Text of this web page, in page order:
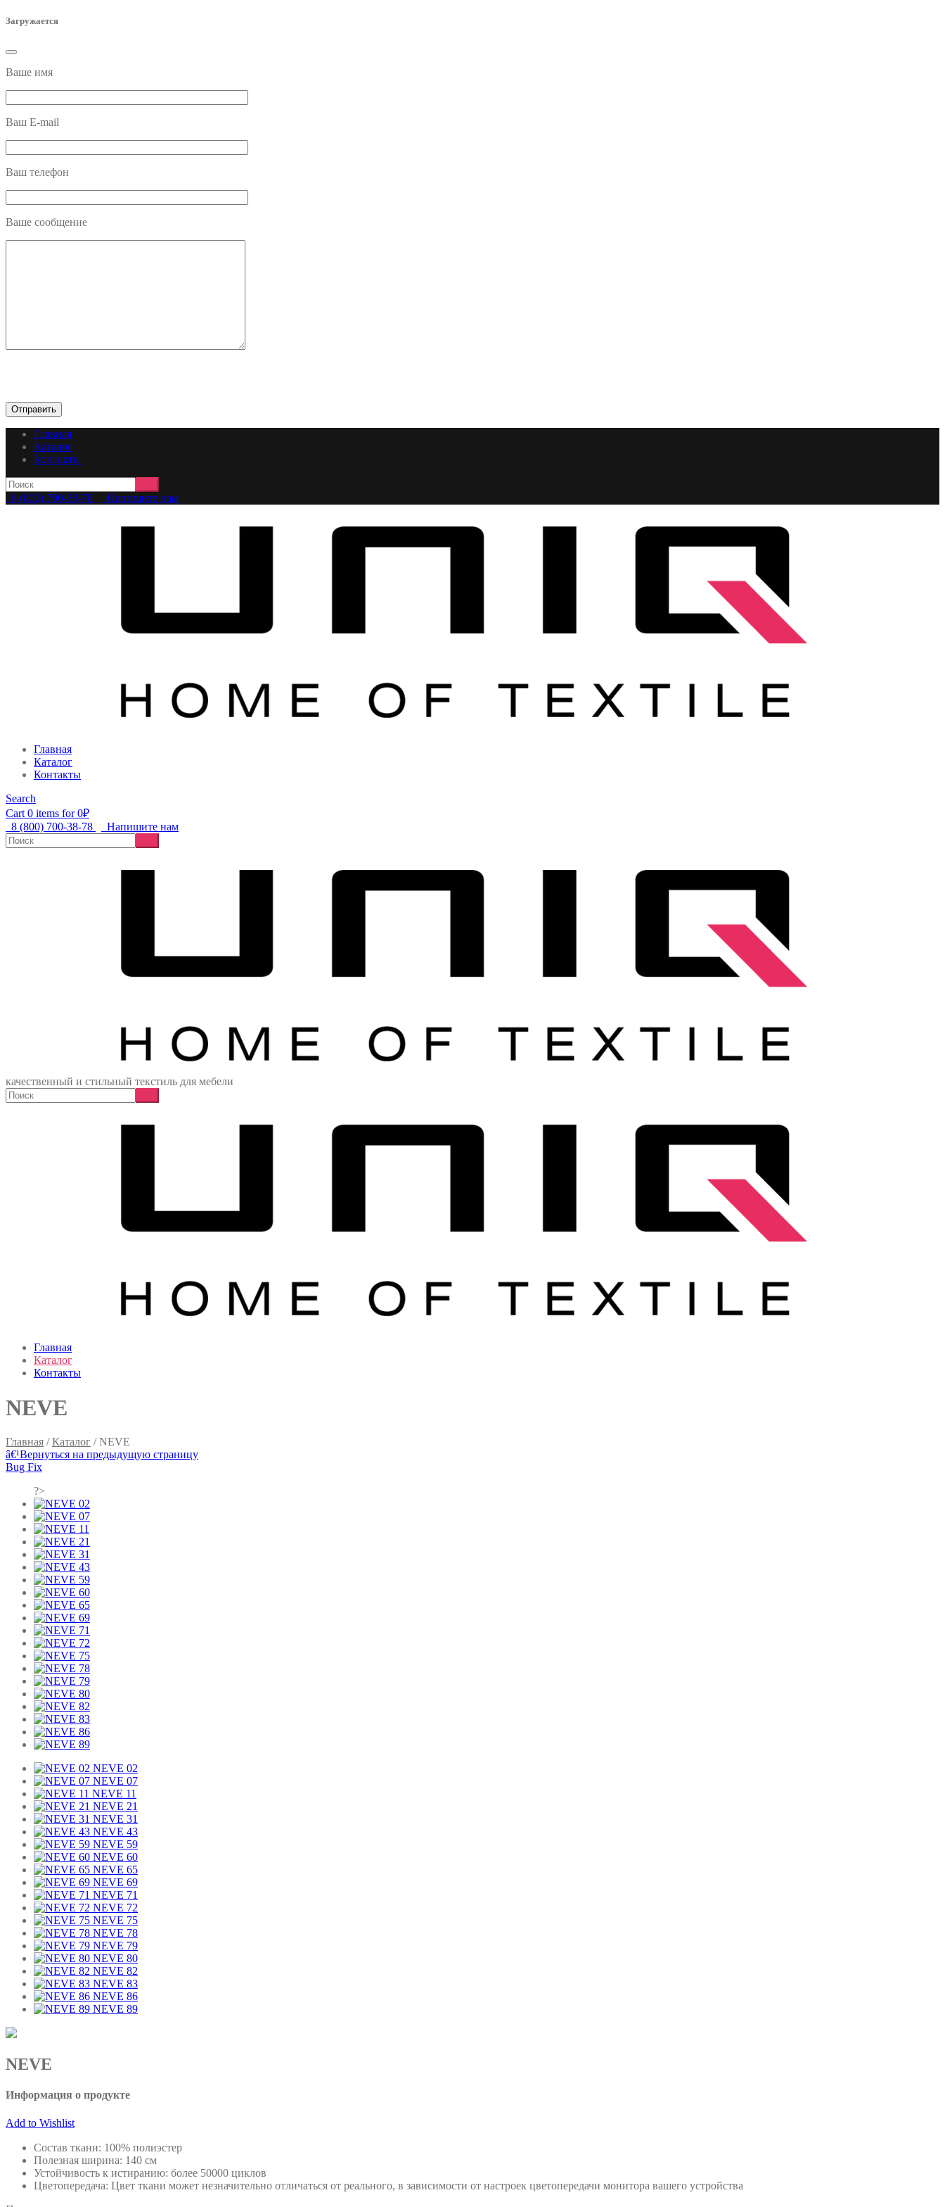
Загружается
Ваше имя
Ваш E-mail
Ваш телефон
Ваше сообщение
Главная
Каталог
Контакты
8 (800) 700-38-78 Напишите нам
Главная
Каталог
Контакты
Search
Cart 0 items for0₽
8 (800) 700-38-78
Напишите нам
качественный и стильный текстиль для мебели
Главная
Каталог
Контакты
NEVE
Главная /Каталог / NEVE
â€¹Вернуться на предыдущую страницу
Bug Fix
?>
NEVE 02
NEVE 07
NEVE 11
NEVE 21
NEVE 31
NEVE 43
NEVE 59
NEVE 60
NEVE 65
NEVE 69
NEVE 71
NEVE 72
NEVE 75
NEVE 78
NEVE 79
NEVE 80
NEVE 82
NEVE 83
NEVE 86
NEVE 89
NEVE
Информация о продукте
Add to Wishlist
Состав ткани: 100% полиэстер
Полезная ширина: 140 см
Устойчивость к истиранию: более 50000 циклов
Цветопередача: Цвет ткани может незначительно отличаться от реального, в зависимости от настроек цветопередачи монитора вашего устройства